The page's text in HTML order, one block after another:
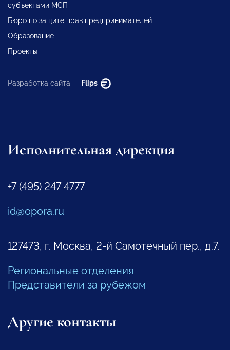
субъектами МСП
Бюро по защите прав предпринимателей
Образование
Проекты
Разработка сайта — Flips
Исполнительная дирекция
+7 (495) 247 4777
id@opora.ru
127473, г. Москва, 2-й Самотечный пер., д.7.
Региональные отделения
Представители за рубежом
Другие контакты